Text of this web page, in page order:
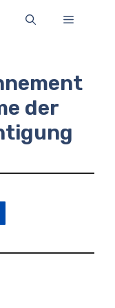
Menü
der